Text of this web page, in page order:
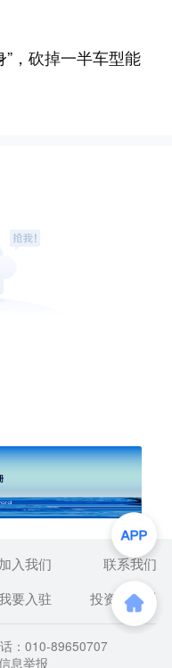
”，砍掉一半车型能
加入我们
联系我们
要入驻 投资者关系
：010-89650707
息举报